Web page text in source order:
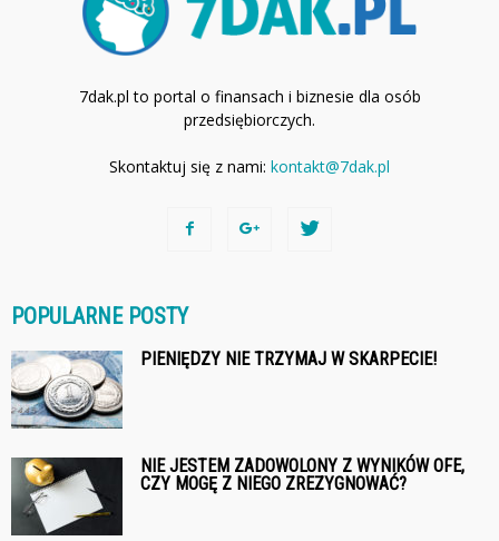
7dak.pl to portal o finansach i biznesie dla osób
przedsiębiorczych.
Skontaktuj się z nami: kontakt@7dak.pl
POPULARNE POSTY
PIENIĘDZY NIE TRZYMAJ W SKARPECIE!
NIE JESTEM ZADOWOLONY Z WYNIKÓW OFE,
CZY MOGĘ Z NIEGO ZREZYGNOWAĆ?